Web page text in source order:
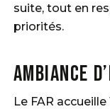
suite, tout en
priorités.
Ambiance
Le FAR